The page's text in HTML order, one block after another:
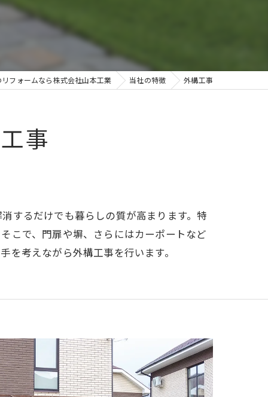
フォームなら株式会社山本工業 当社の特徴 外構工事
事
するだけでも暮らしの質が高まります。特
こで、門扉や塀、さらにはカーポートなど
考えながら外構工事を行います。